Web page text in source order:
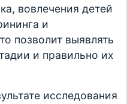
вовлечения детей
и
позволит выявлять
и правильно их
исследования